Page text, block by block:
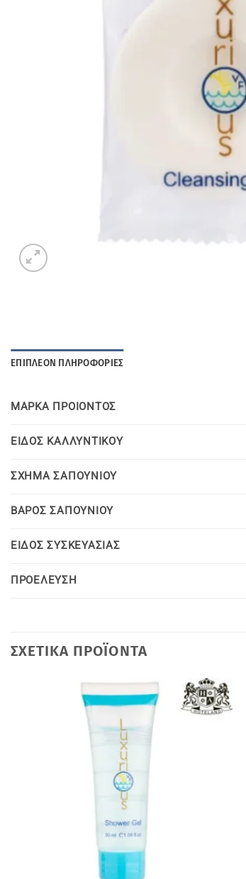
ΕΠΙΠΛΈΟΝ ΠΛΗΡΟΦΟΡΊΕΣ
ΜΑΡΚΑ ΠΡΟΙΟΝΤΟΣ
ΕΙΔΟΣ ΚΑΛΛΥΝΤΙΚΟΥ
ΣΧΗΜΑ ΣΑΠΟΥΝΙΟΥ
ΒΑΡΟΣ ΣΑΠΟΥΝΙΟΥ
ΕΙΔΟΣ ΣΥΣΚΕΥΑΣΙΑΣ
ΠΡΟΕΛΕΥΣΗ
ΣΧΕΤΙΚΆ ΠΡΟΪΌΝΤΑ